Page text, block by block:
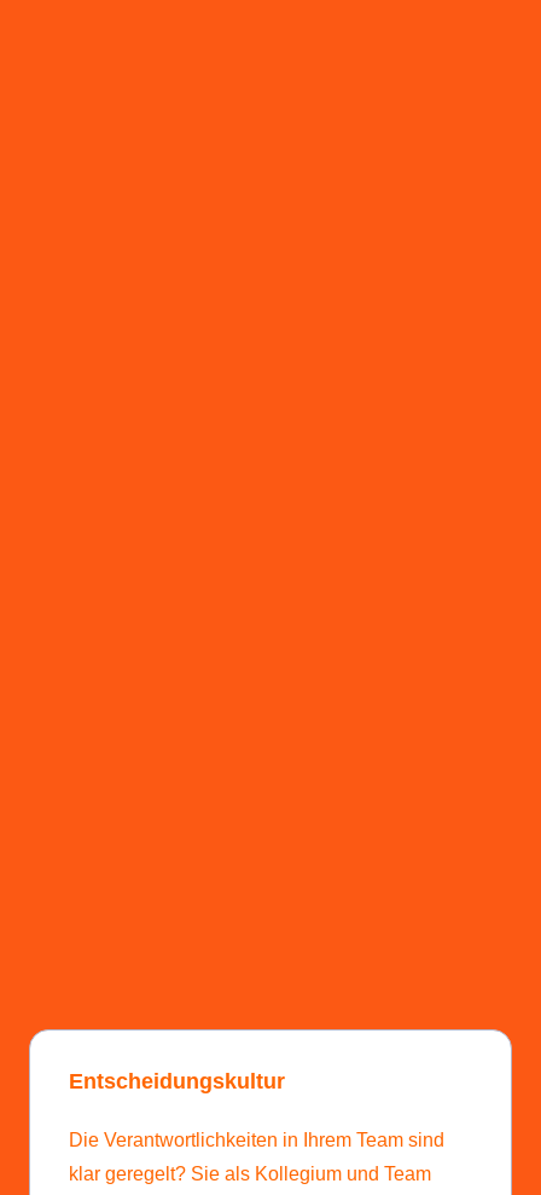
Entscheidungskultur
Die Verantwortlichkeiten in Ihrem Team sind
klar geregelt? Sie als Kollegium und Team